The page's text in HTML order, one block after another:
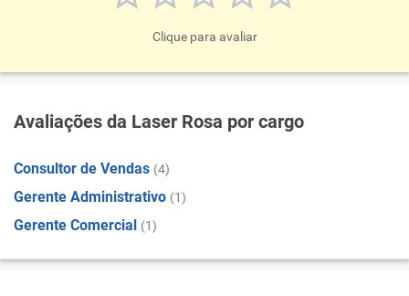
Clique para avaliar
Avaliações da Laser Rosa por cargo
Consultor de Vendas (4)
Gerente Administrativo (1)
Gerente Comercial (1)